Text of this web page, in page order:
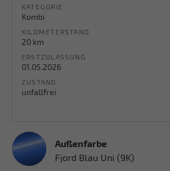
KATEGORIE
Kombi
KILOMETERSTAND
20 km
ERSTZULASSUNG
01.05.2026
ZUSTAND
unfallfrei
Außenfarbe
Fjord Blau Uni (9K)